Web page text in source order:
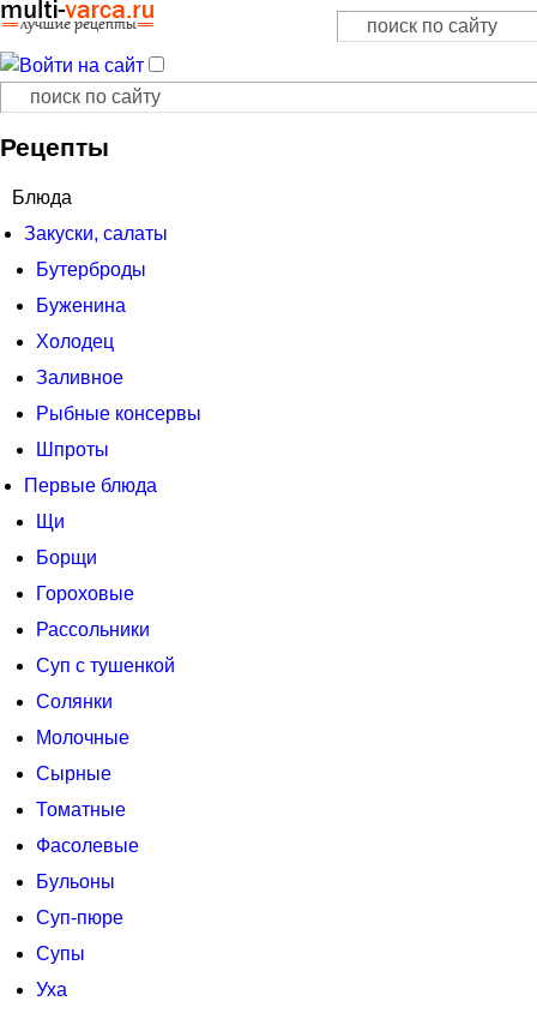
Форма поиска
Поиск
Форма поиска
Поиск
Рецепты
Блюда
Закуски, салаты
Бутерброды
Буженина
Холодец
Заливное
Рыбные консервы
Шпроты
Первые блюда
Щи
Борщи
Гороховые
Рассольники
Суп с тушенкой
Солянки
Молочные
Сырные
Томатные
Фасолевые
Бульоны
Суп-пюре
Супы
Уха